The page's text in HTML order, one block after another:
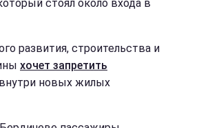
стоял около входа в
развития, строительства и
хочет запретить
новых жилых